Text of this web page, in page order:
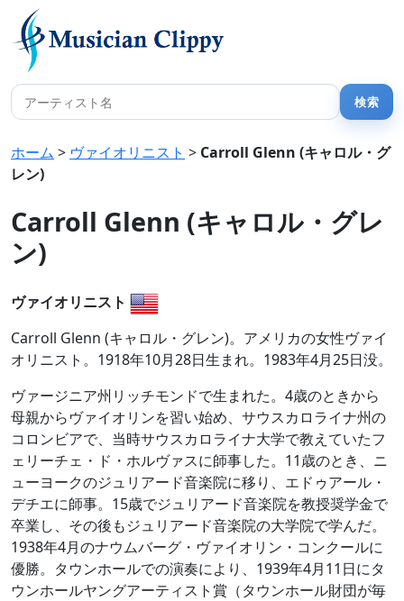
ホーム > ヴァイオリニスト > Carroll Glenn (キャロル・グ
レン)
Carroll Glenn (キャロル・グレ
ン)
ヴァイオリニスト
Carroll Glenn (キャロル・グレン)。アメリカの女性ヴァイ
オリニスト。1918年10月28日生まれ。1983年4月25日没。
ヴァージニア州リッチモンドで生まれた。4歳のときから
母親からヴァイオリンを習い始め、サウスカロライナ州の
コロンビアで、当時サウスカロライナ大学で教えていたフ
ェリーチェ・ド・ホルヴァスに師事した。11歳のとき、ニ
ューヨークのジュリアード音楽院に移り、エドゥアール・
デチエに師事。15歳でジュリアード音楽院を教授奨学金で
卒業し、その後もジュリアード音楽院の大学院で学んだ。
1938年4月のナウムバーグ・ヴァイオリン・コンクールに
優勝。タウンホールでの演奏により、1939年4月11日にタ
ウンホールヤングアーティスト賞（タウンホール財団が毎